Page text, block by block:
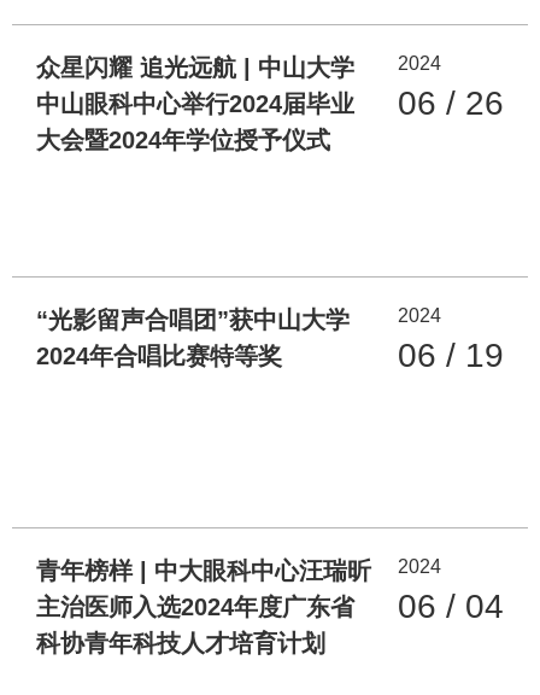
心团委委员肖铭哲、中山大学附属第三医
院团委副书记陈潮金以及中山大学附属第
六医院团委副书记张源泉等具有丰富创建
青年文明号经
众星闪耀 追光远航 | 中山大学
中山眼科中心举行2024届毕业
大会暨2024年学位授予仪式
2024
06 / 26
“光影留声合唱团”获中山大学
2024年合唱比赛特等奖
2024
06 / 19
青年榜样 | 中大眼科中心汪瑞昕
主治医师入选2024年度广东省
科协青年科技人才培育计划
2024
06 / 04